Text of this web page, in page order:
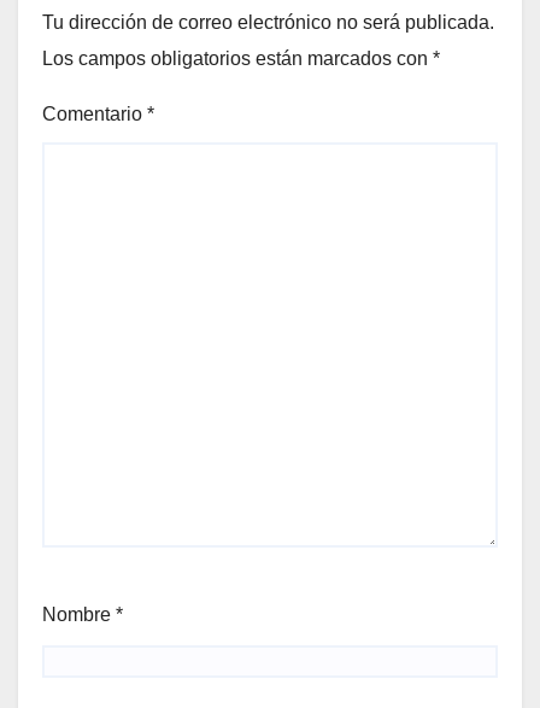
Tu dirección de correo electrónico no será publicada.
Los campos obligatorios están marcados con *
Comentario *
Nombre *